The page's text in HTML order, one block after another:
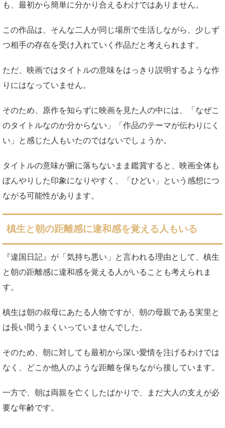
も、最初から簡単に分かり合えるわけではありません。
この作品は、そんな二人が同じ場所で生活しながら、少しず
つ相手の存在を受け入れていく作品だと考えられます。
ただ、映画ではタイトルの意味をはっきり説明するような作
りにはなっていません。
そのため、原作を知らずに映画を見た人の中には、「なぜこ
のタイトルなのか分からない」「作品のテーマが伝わりにく
い」と感じた人もいたのではないでしょうか。
タイトルの意味が腑に落ちないまま鑑賞すると、映画全体も
ぼんやりした印象になりやすく、「ひどい」という感想につ
ながる可能性があります。
槙生と朝の距離感に違和感を覚える人もいる
『違国日記』が「気持ち悪い」と言われる理由として、槙生
と朝の距離感に違和感を覚える人がいることも考えられま
す。
槙生は朝の叔母にあたる人物ですが、朝の母親である実里と
は長い間うまくいっていませんでした。
そのため、朝に対しても最初から深い愛情を注げるわけでは
なく、どこか他人のような距離を保ちながら接しています。
一方で、朝は両親を亡くしたばかりで、まだ大人の支えが必
要な年齢です。